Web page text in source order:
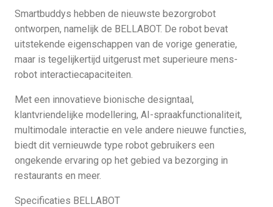
Smartbuddys hebben de nieuwste bezorgrobot
ontworpen, namelijk de BELLABOT. De robot bevat
uitstekende eigenschappen van de vorige generatie,
maar is tegelijkertijd uitgerust met superieure mens-
robot interactiecapaciteiten.
Met een innovatieve bionische designtaal,
klantvriendelijke modellering, AI-spraakfunctionaliteit,
multimodale interactie en vele andere nieuwe functies,
biedt dit vernieuwde type robot gebruikers een
ongekende ervaring op het gebied va bezorging in
restaurants en meer.
Specificaties BELLABOT